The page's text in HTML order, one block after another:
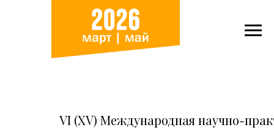
VI (XV) Международная научно-